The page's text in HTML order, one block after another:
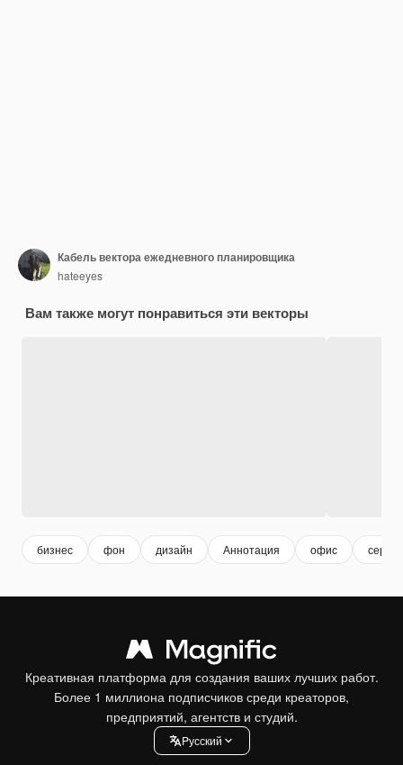
Кабель вектора ежедневного планировщика
hateeyes
Вам также могут понравиться эти векторы
бизнес фон дизайн Аннотация офис
Креативная платформа для создания ваших лучших работ.
Более 1 миллиона подписчиков среди креаторов,
предприятий, агентств и студий.
Pусский